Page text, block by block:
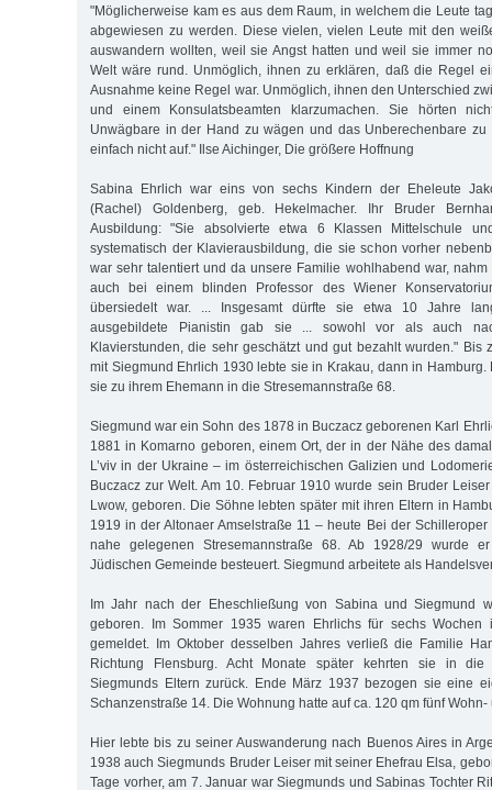
"Möglicherweise kam es aus dem Raum, in welchem die Leute
abgewiesen zu werden. Diese vielen, vielen Leute mit den
auswandern wollten, weil sie Angst hatten und weil sie immer
Welt wäre rund. Unmöglich, ihnen zu erklären, daß die Regel
Ausnahme keine Regel war. Unmöglich, ihnen den Unterschied
und einem Konsulatsbeamten klarzumachen. Sie hörten
Unwägbare in der Hand zu wägen und das Unberechenbare zu
einfach nicht auf." Ilse Aichinger, Die größere Hoffnung
Sabina Ehrlich war eins von sechs Kindern der Eheleute
(Rachel) Goldenberg, geb. Hekelmacher. Ihr Bruder
Ausbildung: "Sie absolvierte etwa 6 Klassen Mittelschule
systematisch der Klavierausbildung, die sie schon vorher
war sehr talentiert und da unsere Familie wohlhabend war,
auch bei einem blinden Professor des Wiener
übersiedelt war. ... Insgesamt dürfte sie etwa 10 Jahre
ausgebildete Pianistin gab sie ... sowohl vor als auch
Klavierstunden, die sehr geschätzt und gut bezahlt wurden." Bis
mit Siegmund Ehrlich 1930 lebte sie in Krakau, dann in
sie zu ihrem Ehemann in die Stresemannstraße 68.
Siegmund war ein Sohn des 1878 in Buczacz geborenen Karl
1881 in Komarno geboren, einem Ort, der in der Nähe des
L’viv in der Ukraine – im österreichischen Galizien und
Buczacz zur Welt. Am 10. Februar 1910 wurde sein Bruder
Lwow, geboren. Die Söhne lebten später mit ihren Eltern in
1919 in der Altonaer Amselstraße 11 – heute Bei der
nahe gelegenen Stresemannstraße 68. Ab 1928/29 wurde
Jüdischen Gemeinde besteuert. Siegmund arbeitete als
Im Jahr nach der Eheschließung von Sabina und Siegmund
geboren. Im Sommer 1935 waren Ehrlichs für sechs Wochen
gemeldet. Im Oktober desselben Jahres verließ die Familie
Richtung Flensburg. Acht Monate später kehrten sie in die
Siegmunds Eltern zurück. Ende März 1937 bezogen sie eine
Schanzenstraße 14. Die Wohnung hatte auf ca. 120 qm fünf
Hier lebte bis zu seiner Auswanderung nach Buenos Aires in
1938 auch Siegmunds Bruder Leiser mit seiner Ehefrau Elsa,
Tage vorher, am 7. Januar war Siegmunds und Sabinas Tochter